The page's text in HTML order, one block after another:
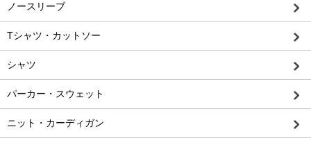
ノースリーブ
Tシャツ・カットソー
シャツ
パーカー・スウェット
ニット・カーディガン